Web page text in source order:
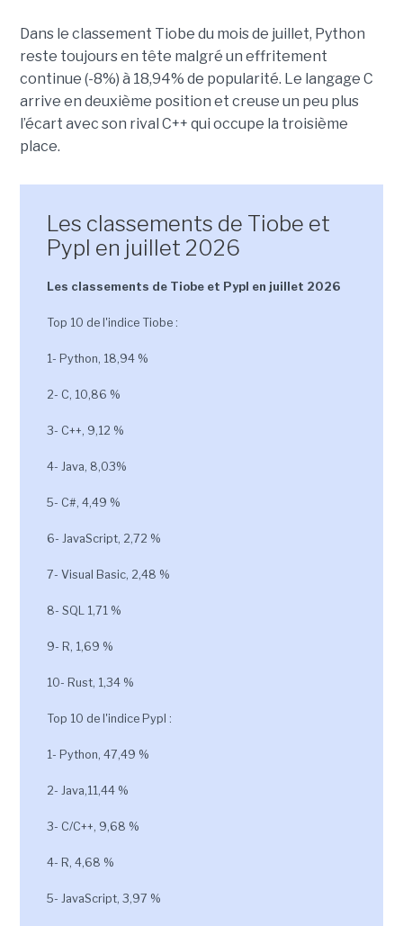
Dans le classement Tiobe du mois de juillet, Python
reste toujours en tête malgré un effritement
continue (-8%) à 18,94% de popularité. Le langage C
arrive en deuxième position et creuse un peu plus
l’écart avec son rival C++ qui occupe la troisième
place.
Les classements de Tiobe et
Pypl en juillet 2026
Les classements de Tiobe et Pypl en juillet 2026
Top 10 de l'indice Tiobe :
1- Python, 18,94 %
2- C, 10,86 %
3- C++, 9,12 %
4- Java, 8,03%
5- C#, 4,49 %
6- JavaScript, 2,72 %
7- Visual Basic, 2,48 %
8- SQL 1,71 %
9- R, 1,69 %
10- Rust, 1,34 %
Top 10 de l'indice Pypl :
1- Python, 47,49 %
2- Java,11,44 %
3- C/C++, 9,68 %
4- R, 4,68 %
5- JavaScript, 3,97 %